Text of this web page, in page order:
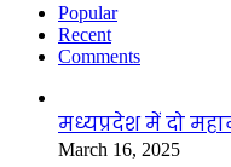
Popular
Recent
Comments
मध्यप्रदेश में दो
March 16, 2025